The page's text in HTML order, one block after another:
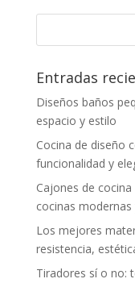
Entradas
Diseños baños
espacio y estilo
Cocina de diseño
funcionalidad y
Cajones de
cocinas
Los mejores
resistencia,
Tiradores sí o no: